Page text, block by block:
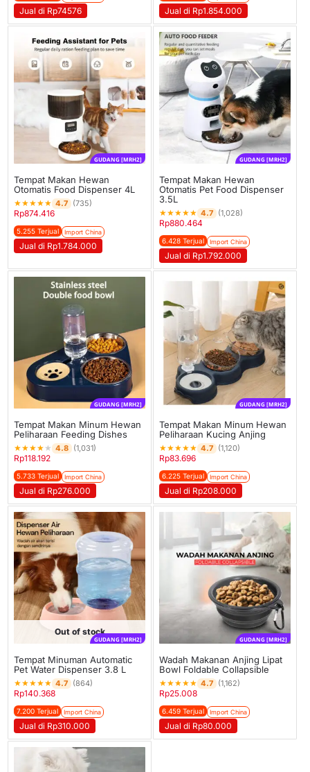
Jual di Rp74576 Jual di Rp1.854.000
GUDANG [MRH2]
Tempat Makan Hewan
Otomatis Food Dispenser 4L
★★★★★ 4.7 (735)
Rp874.416
5.255 Terjual Import China
Jual di Rp1.784.000
GUDANG [MRH2]
Tempat Makan Hewan
Otomatis Pet Food Dispenser
3.5L
★★★★★ 4.7 (1,028)
Rp880.464
6.428 Terjual Import China
Jual di Rp1.792.000
GUDANG [MRH2]
Tempat Makan Minum Hewan
Peliharaan Feeding Dishes
★★★★ ★ 4.8 (1,031)
Rp118.192
5.733 Terjual Import China
Jual di Rp276.000
GUDANG [MRH2]
Tempat Makan Minum Hewan
Peliharaan Kucing Anjing
★★★★★ 4.7 (1,120)
Rp83.696
6.225 Terjual Import China
Jual di Rp208.000
Out of stock
GUDANG [MRH2]
Tempat Minuman Automatic
Pet Water Dispenser 3.8 L
★★★★★ 4.7 (864)
Rp140.368
7.200 Terjual Import China
Jual di Rp310.000
GUDANG [MRH2]
Wadah Makanan Anjing Lipat
Bowl Foldable Collapsible
★★★★★ 4.7 (1,162)
Rp25.008
6.459 Terjual Import China
Jual di Rp80.000